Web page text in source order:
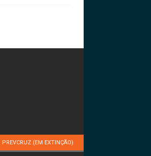
PREVCRUZ (EM EXTINÇÃO)